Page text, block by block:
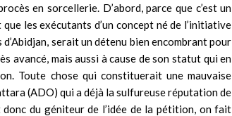
en sorcellerie. D’abord, parce que c’est un
les exécutants d’un concept né de l’initiative
serait un détenu bien encombrant pour
avancé, mais aussi à cause de son statut qui en
Toute chose qui constituerait une mauvaise
(ADO) qui a déjà la sulfureuse réputation de
du géniteur de l’idée de la pétition, on fait